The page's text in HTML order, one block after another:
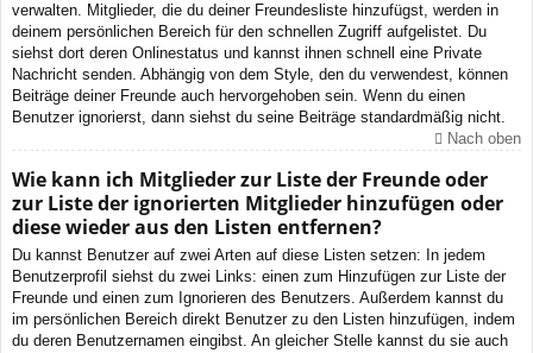
verwalten. Mitglieder, die du deiner Freundesliste hinzufügst, werden in
deinem persönlichen Bereich für den schnellen Zugriff aufgelistet. Du
siehst dort deren Onlinestatus und kannst ihnen schnell eine Private
Nachricht senden. Abhängig von dem Style, den du verwendest, können
Beiträge deiner Freunde auch hervorgehoben sein. Wenn du einen
Benutzer ignorierst, dann siehst du seine Beiträge standardmäßig nicht.
Nach oben
Wie kann ich Mitglieder zur Liste der Freunde oder
zur Liste der ignorierten Mitglieder hinzufügen oder
diese wieder aus den Listen entfernen?
Du kannst Benutzer auf zwei Arten auf diese Listen setzen: In jedem
Benutzerprofil siehst du zwei Links: einen zum Hinzufügen zur Liste der
Freunde und einen zum Ignorieren des Benutzers. Außerdem kannst du
im persönlichen Bereich direkt Benutzer zu den Listen hinzufügen, indem
du deren Benutzernamen eingibst. An gleicher Stelle kannst du sie auch